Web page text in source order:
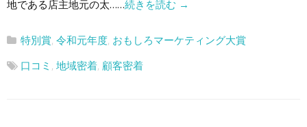
地である店主地元の太……続きを読む →
特別賞, 令和元年度, おもしろマーケティング大賞
口コミ , 地域密着, 顧客密着